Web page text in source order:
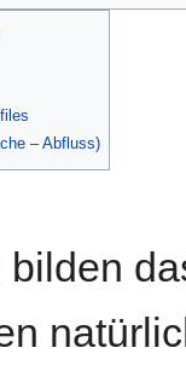
– Abfluss)